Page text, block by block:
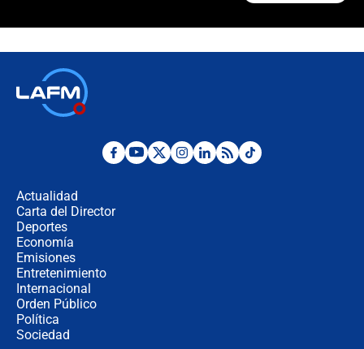
¿Por qué De la Espriella gobernará
Actualidad
Carta del Director
Deportes
Economía
Emisiones
Entretenimiento
Internacional
Orden Público
Política
Sociedad